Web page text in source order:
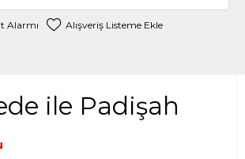
Alarmı Alışveriş Listeme Ekle
ile Padişah